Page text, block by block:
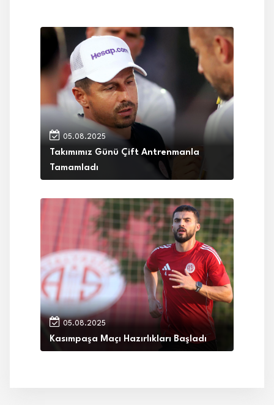
05.08.2025
Takımımız Günü Çift Antrenmanla
Tamamladı
05.08.2025
Kasımpaşa Maçı Hazırlıkları Başladı